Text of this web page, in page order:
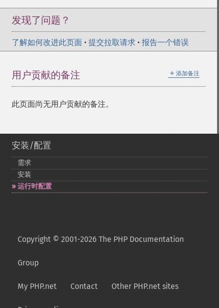
发现了问题？
了解如何改进此页面 • 提交拉取请求 • 报告一个错误
＋ 添加备注
用户贡献的备注
此页面尚无用户贡献的备注。
安装/配置
需求
安装
运行时配置
Copyright © 2001-2026 The PHP Documentation
Group
My PHP.net Contact Other PHP.net sites